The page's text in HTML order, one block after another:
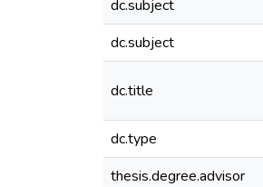
dc.subject
dc.subject
dc.title
dc.type
thesis.degree.advisor